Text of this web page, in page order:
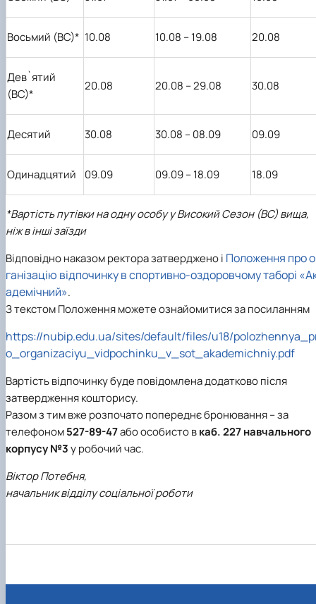
Восьмий (ВС)* 10.08 10.08 – 19.08 20.08
Дев`ятий
(ВС)*
20.08 20.08 – 29.08 30.08
Десятий 30.08 30.08 – 08.09 09.09
Одинадцятий 09.09 09.09 – 18.09 18.09
*Вартість путівки на одну особу у Високий Сезон (ВС) вища,
ніж в інші заїзди
Відповідно наказом ректора затверджено і Положення про
ганізацію відпочинку в спортивно-оздоровчому таборі
адемічний».
З текстом Положення можете ознайомитися за посиланням
https://nubip.edu.ua/sites/default/files/u18/
o_organizaciyu_vidpochinku_v_sot_akademichniy.pdf
Вартість відпочинку буде повідомлена додатково після
затвердження кошторису.
Разом з тим вже розпочато попереднє бронювання – за
телефоном527-89-47або особисто вкаб. 227 навчального
корпусу №3у робочий час.
Віктор Потебня,
начальник відділу соціальної роботи